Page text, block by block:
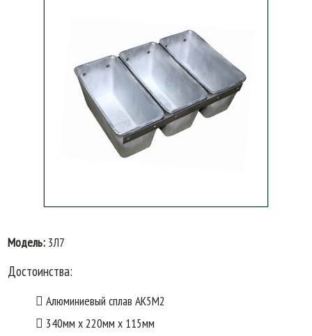
Модель: 3Л7
Достоинства:
Алюминиевый сплав АК5М2
340мм х 220мм х 115мм